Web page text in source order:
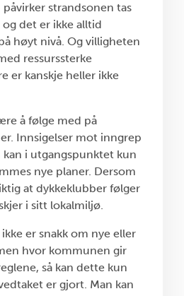
strandsonen tas
det er ikke alltid
høyt nivå. Og villigheten
ressurssterke
er kanskje heller ikke
å følge med på
Innsigelser mot inngrep
i utgangspunktet kun
nye planer. Dersom
at dykkeklubber følger
i sitt lokalmiljø.
er snakk om nye eller
hvor kommunen gir
så kan dette kun
er gjort. Man kan